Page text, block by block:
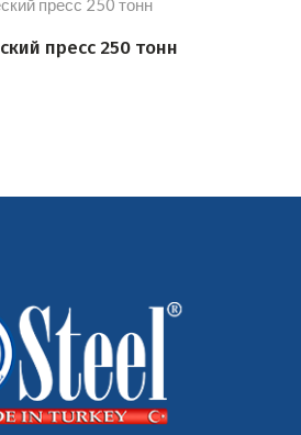
ПОДРОБНЕЕ
пресс 250 тонн